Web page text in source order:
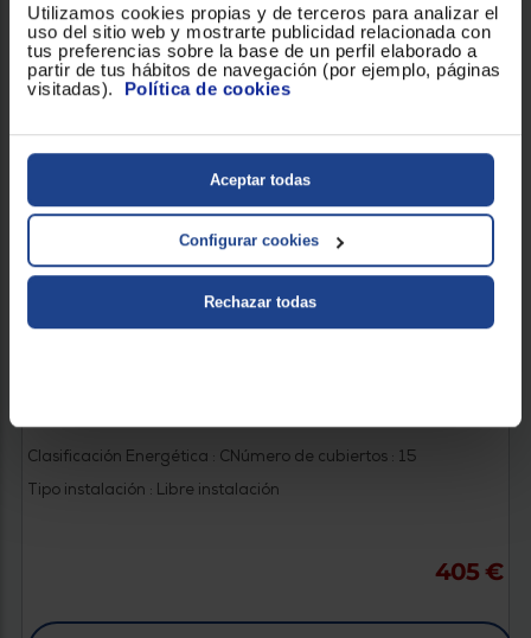
Utilizamos cookies propias y de terceros para analizar el
uso del sitio web y mostrarte publicidad relacionada con
tus preferencias sobre la base de un perfil elaborado a
partir de tus hábitos de navegación (por ejemplo, páginas
visitadas). Política de cookies
Aceptar todas
Configurar cookies
Rechazar todas
Clasificación Energética : CNúmero de cubiertos : 15
Tipo instalación : Libre instalación
405 €